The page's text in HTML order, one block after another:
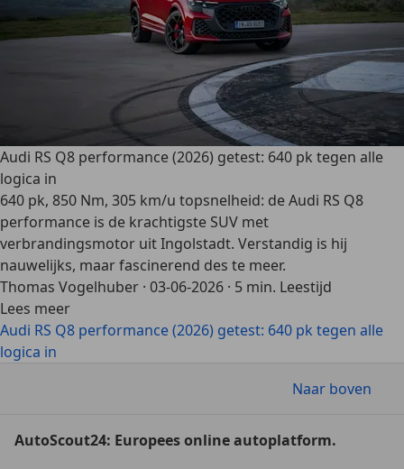
Audi RS Q8 performance (2026) getest: 640 pk tegen alle
logica in
640 pk, 850 Nm, 305 km/u topsnelheid: de Audi RS Q8
performance is de krachtigste SUV met
verbrandingsmotor uit Ingolstadt. Verstandig is hij
nauwelijks, maar fascinerend des te meer.
Thomas Vogelhuber · 03-06-2026 · 5 min. Leestijd
Lees meer
Audi RS Q8 performance (2026) getest: 640 pk tegen alle
logica in
Naar boven
AutoScout24: Europees online autoplatform.